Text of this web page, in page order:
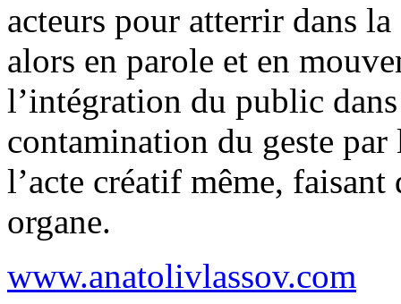
acteurs pour atterrir dans
alors en parole et en
l’intégration du public
contamination du geste
l’acte créatif même,
organe.
www.anatolivlassov.com